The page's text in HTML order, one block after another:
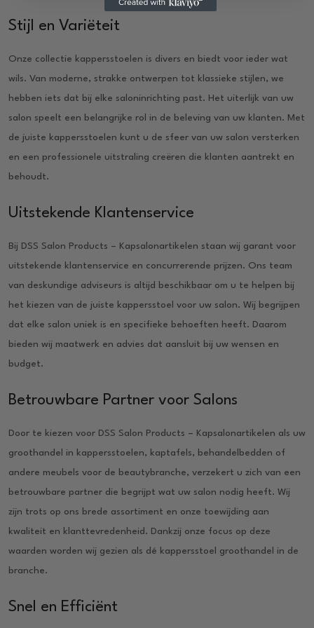
Stijl en Variëteit
Onze collectie kappersstoelen is divers en biedt voor ieder wat
wils. Van moderne, strakke ontwerpen tot klassieke stijlen, we
hebben iets dat bij elke saloninrichting past. Het uiterlijk van uw
salon speelt een belangrijke rol in de beleving van uw klanten. Met
de juiste kappersstoelen kunt u de sfeer van uw salon versterken
en een professionele uitstraling creëren die klanten aantrekt en
behoudt.
Uitstekende Klantenservice
Bij DSS Salon Products – Kapsalonartikelen staan wij garant voor
uitstekende klantenservice en concurrerende prijzen. Ons team
van deskundige adviseurs is altijd beschikbaar om u te helpen bij
het kiezen van de juiste kappersstoel voor uw salon. Wij begrijpen
dat elke salon uniek is en specifieke behoeften heeft. Daarom
bieden wij maatwerk en advies dat aansluit bij uw wensen en
budget.
Betrouwbare Partner voor Salons
Door te kiezen voor DSS Salon Products – Kapsalonartikelen als uw
groothandel in kappersstoelen, kaptafels, behandelbedden of
andere meubels voor de beautybranche, verzekert u zich van een
betrouwbare partner die begrijpt wat uw salon nodig heeft. Wij
zijn trots op ons brede assortiment en onze toewijding aan
kwaliteit en klanttevredenheid. Dankzij onze focus op deze
waarden worden wij gezien als dé kappersstoel groothandel in de
branche.
Snel en Efficiënt